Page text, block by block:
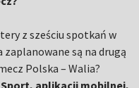
z sześciu spotkań w
zaplanowane są na drugą
Polska – Walia?